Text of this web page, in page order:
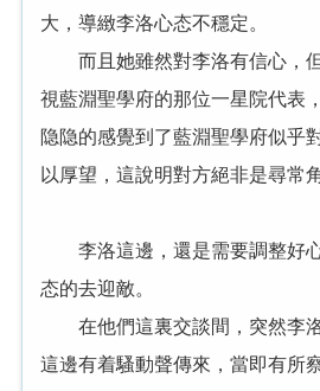
大，導緻李洛心态不穩定。
而且她雖然對李洛有信心，
視藍淵聖學府的那位一星院代表
隐隐的感覺到了藍淵聖學府似乎
以厚望，這說明對方絕非是尋常角
李洛這邊，還是需要調整好
态的去迎敵。
在他們這裏交談間，突然李洛
這邊有着騷動聲傳來，當即有所